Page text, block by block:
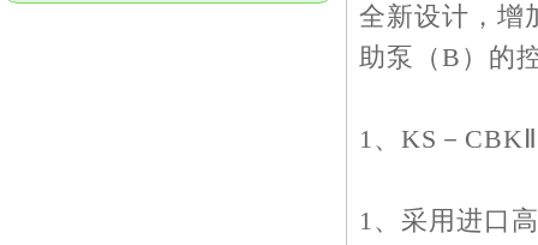
全新设计，增
助泵（B）的
1、KS－
1、采用进口